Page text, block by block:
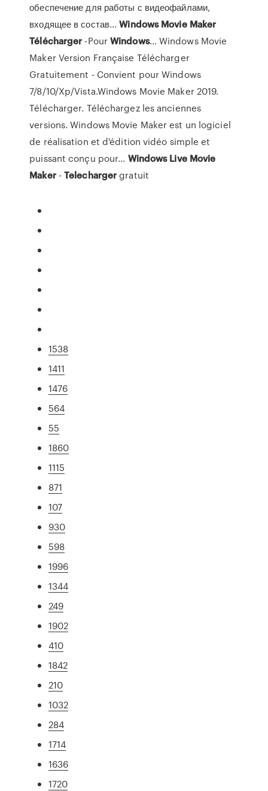
обеспечение для работы с видеофайлами,
входящее в состав...Windows Movie Maker
Télécharger -PourWindows… Windows Movie
Maker Version Française Télécharger
Gratuitement - Convient pour Windows
7/8/10/Xp/Vista.Windows Movie Maker 2019.
Télécharger. Téléchargez les anciennes
versions. Windows Movie Maker est un logiciel
de réalisation et d'édition vidéo simple et
puissant conçu pour... Windows Live Movie
Maker-Telechargergratuit
1538
1411
1476
564
55
1860
1115
871
107
930
598
1996
1344
249
1902
410
1842
210
1032
284
1714
1636
1720